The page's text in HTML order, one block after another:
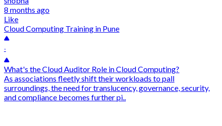
8 months ago
Like
Cloud Computing Training in Pune
-
What's the Cloud Auditor Role in Cloud Computing?
As associations fleetly shift their workloads to pall
surroundings, the need for translucency, governance, security,
and compliance becomes further pi..